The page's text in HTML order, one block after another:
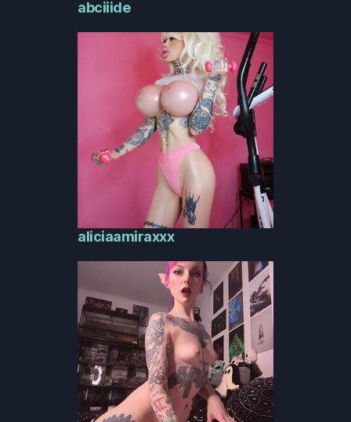
abciiide
aliciaamiraxxx